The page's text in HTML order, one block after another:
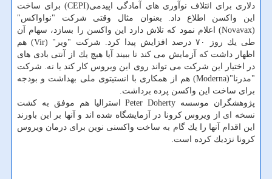
دلاری برای ائتلاف نوآوری های آمادگی اپیدمی(CEPI) برای ساخت
این واكسن اطلاع داد. بعنوان مثال وقتی شركت "نواواكس"
(Novavax) اعلام نمود كه تلاش دارد این واكسن را بسازد، سهام آن
طی یك روز ۷۰ درصد افزایش پیدا كرد. شركت "ویر" (Vir) هم
اظهار داشت كه آزمایش می كند تا ببیند آیا هیچ یك از آنتی بادی های
در اختیار این شركت می تواند روی این ویروس كار كند یا نه. شركت
"مدرنا"(Moderna) هم از همكاری با انستیتوی ملی بهداشت و بودجه
برای ساخت این واكسن پرده برداشت.
پژوهشگران موسسه Peter Doherty استرالیا هم موفق به كشت
نسخه ای از ویروس كرونا در آزمایشگاه شده اند و آنها بر این باورند
این اقدام آنها را یك گام به ساخت واكسنی نوین برای درمان ویروس
كرونا نزدیك كرده است.